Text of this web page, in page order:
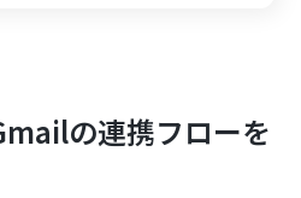
の連携フローを